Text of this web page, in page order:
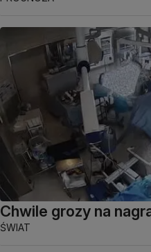
Chwile grozy na
ŚWIAT